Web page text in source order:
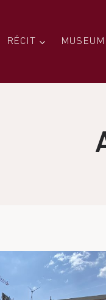
RÉCIT